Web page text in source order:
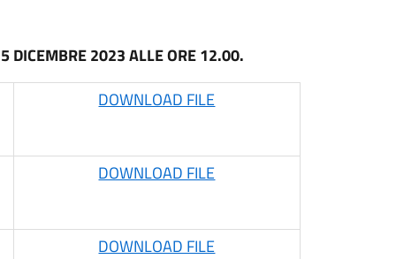
DICEMBRE 2023 ALLE ORE 12.00.
DOWNLOAD FILE
DOWNLOAD FILE
DOWNLOAD FILE